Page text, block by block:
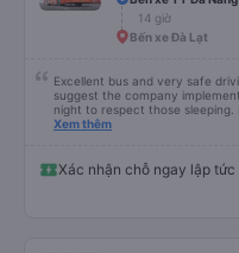
14 giờ
Bến xe Đà Lạt
Excellent bus and very safe
suggest the company
night to respect those sleeping.
please display the Wi-Fi
quy định rõ ràng về việc giữ im
để tránh làm phiền hành khách
khẩu Wi-Fi trong xe để hành
Xem thêm
Xác nhận chỗ ngay lập tức